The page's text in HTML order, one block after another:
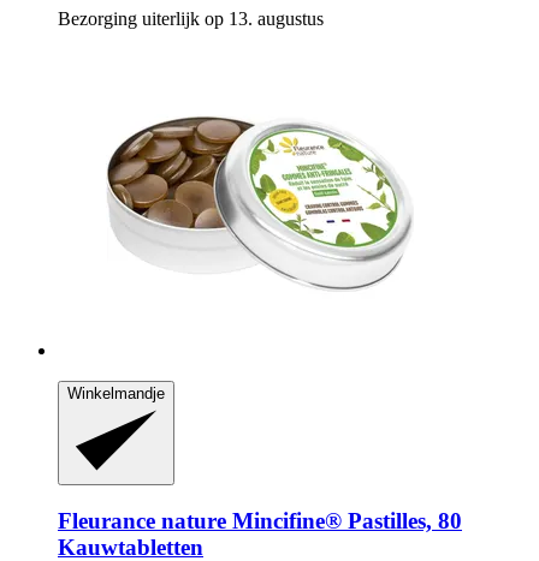
Bezorging uiterlijk op 13. augustus
Winkelmandje
Fleurance nature Mincifine® Pastilles, 80
Kauwtabletten